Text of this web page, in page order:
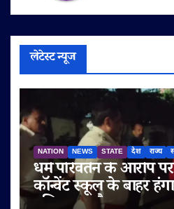
लेटेस्ट न्यूज
NATION NEWS STATE देश राज्य
धर्म परिवर्तन के आरोप
कॉन्वेंट स्कूल के बाहर